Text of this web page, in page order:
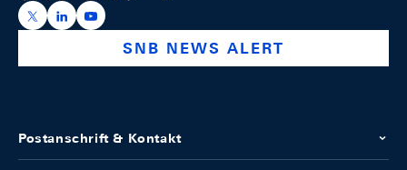
https://x.com/snb_bns
https://ch.linkedin.com/company/swiss-national-
https://www.youtube.com/@swissnationalbank
SNB NEWS ALERT
Postanschrift & Kontakt